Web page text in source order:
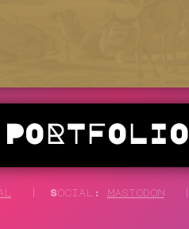
PORTFOLIO
Social: Mastodon